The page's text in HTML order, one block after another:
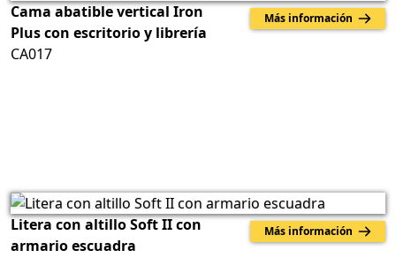
Más información
Cama abatible vertical Iron
Plus con escritorio y librería
CA017
Más información
Litera con altillo Soft II con
armario escuadra